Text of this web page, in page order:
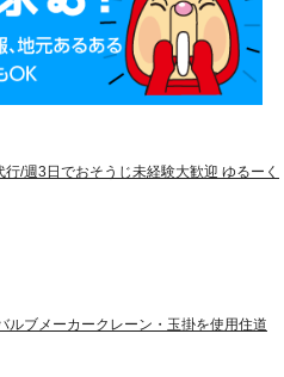
/週3日でおそうじ未経験大歓迎 ゆるーく
ルブメーカークレーン・玉掛を使用住道